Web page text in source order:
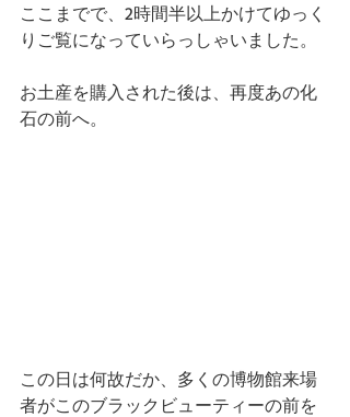
ここまでで、2時間半以上かけてゆっく
りご覧になっていらっしゃいました。
お土産を購入された後は、再度あの化
石の前へ。
この日は何故だか、多くの博物館来場
者がこのブラックビューティーの前を